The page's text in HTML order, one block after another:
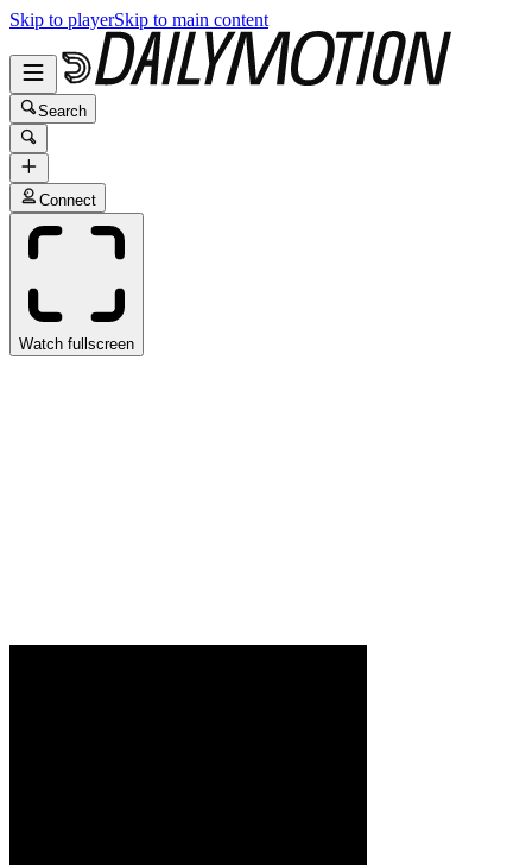
Skip to playerSkip to main content
Search
Connect
Watch fullscreen